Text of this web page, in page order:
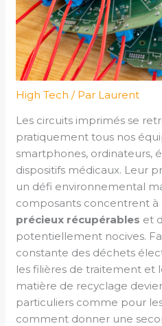
High Tech / Par Laurent
Les circuits imprimés se
pratiquement tous nos
smartphones, ordinateurs,
dispositifs médicaux. Leur
un défi environnemental
composants concentrent à
précieux récupérables et
potentiellement nocives.
constante des déchets
les filières de traitement et
matière de recyclage
particuliers comme pour
comment donner une